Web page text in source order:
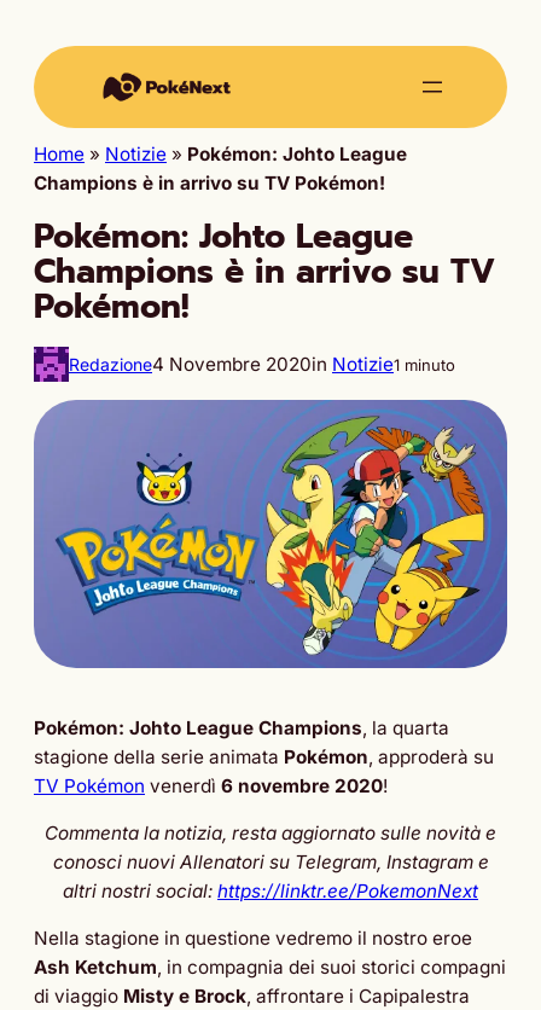
Home » Notizie » Pokémon: Johto League
Champions è in arrivo su TV Pokémon!
Pokémon: Johto League
Champions è in arrivo su TV
Pokémon!
Redazione4 Novembre 2020in Notizie1 minuto
Pokémon: Johto League Champions, la quarta
stagione della serie animata Pokémon, approderà su
TV Pokémon venerdì 6 novembre 2020!
Commenta la notizia, resta aggiornato sulle novità e
conosci nuovi Allenatori su Telegram, Instagram e
altri nostri social: https://linktr.ee/PokemonNext
Nella stagione in questione vedremo il nostro eroe
Ash Ketchum, in compagnia dei suoi storici compagni
di viaggio Misty e Brock, affrontare i Capipalestra